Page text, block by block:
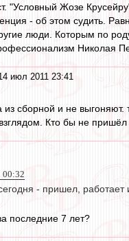
"Условный Жозе
- об этом судить.
люди. Которым по
Николая
июл 2011 23:41
сборной и не
Кто бы не пришёл
00:32
- пришел, работает
последние 7 лет?